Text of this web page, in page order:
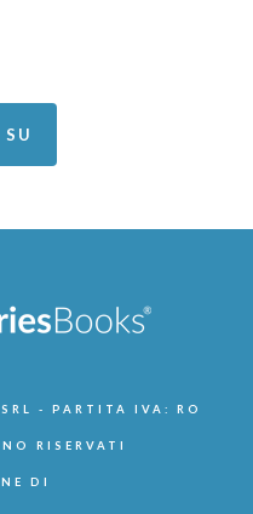
- PARTITA IVA: RO
RISERVATI
DI